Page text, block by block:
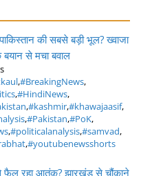
की सबसे बड़ी भूल? ख्वाजा
से मचा बवाल
,#BreakingNews,
,#HindiNews,
,#kashmir,#khawajaasif,
,#Pakistan,#PoK,
,#politicalanalysis,#samvad,
,#youtubenewsshorts
फैल रहा आतंक? झारखंड से चौंकाने